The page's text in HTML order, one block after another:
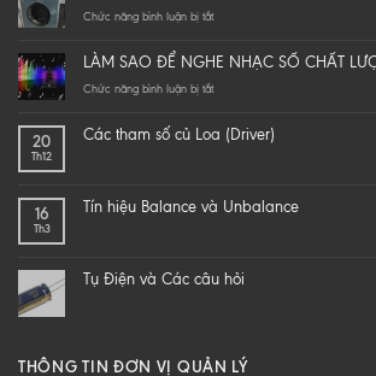
Chức năng bình luận bị tắtở
yourself
a
speaker
loa
Z
LÀM SAO ĐỂ NGHE NHẠC SỐ CHẤT
Chức năng bình luận bị tắtở
ĐỂ
CHẤT
20
Th12
Các tham số củ Loa (Driver)
16
Th3
Tín hiệu Balance và Unbalance
Tụ Điện và Các câu hỏi
THÔNG TIN ĐƠN VỊ QUẢN LÝ